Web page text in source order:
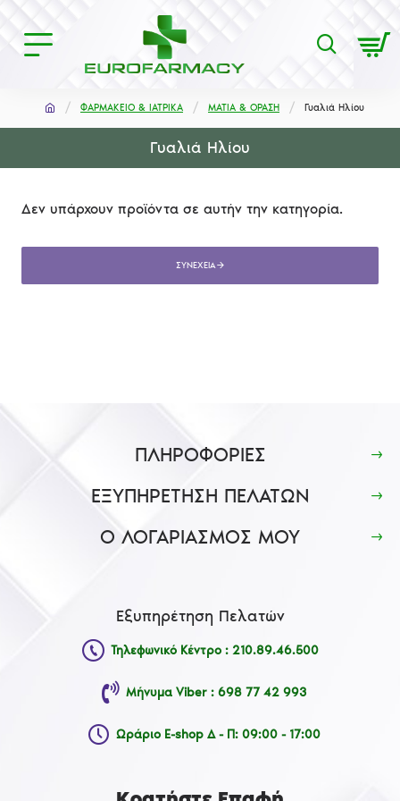
ΦΑΡΜΑΚΕΙΟ & ΙΑΤΡΙΚΑ ΜΑΤΙΑ & ΟΡΑΣΗ Γυαλιά Ηλίου
Γυαλιά Ηλίου
Δεν υπάρχουν προϊόντα σε αυτήν την κατηγορία.
ΣΥΝΈΧΕΙΑ
ΠΛΗΡΟΦΟΡΙΕΣ
ΕΞΥΠΗΡΕΤΗΣΗ ΠΕΛΑΤΩΝ
Ο ΛΟΓΑΡΙΑΣΜΟΣ ΜΟΥ
Εξυπηρέτηση Πελατών
Τηλεφωνικό Κέντρο : 210.89.46.500
Μήνυμα Viber : 698 77 42 993
Ωράριο E-shop Δ - Π: 09:00 - 17:00